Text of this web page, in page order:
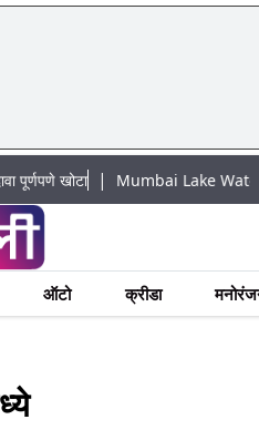
|Mumbai Lake Water Levels:
ऑटो क्रीडा